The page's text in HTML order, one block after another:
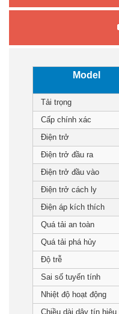
Model
Tải trọng
Cấp chính xác
Điện trở
Điện trở đầu ra
Điện trở đầu vào
Điện trở cách ly
Điện áp kích thích
Quá tải an toàn
Quá tải phá hủy
Độ trễ
Sai số tuyến tính
Nhiệt độ hoạt động
Chiều dài dây tín hiệu